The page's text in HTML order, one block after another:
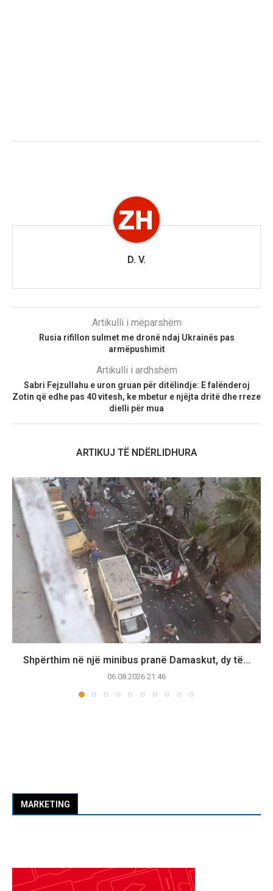
D. V.
Artikulli i mëparshëm
Rusia rifillon sulmet me dronë ndaj Ukrainës pas
armëpushimit
Artikulli i ardhshëm
Sabri Fejzullahu e uron gruan për ditëlindje: E falënderoj
Zotin që edhe pas 40 vitesh, ke mbetur e njëjta dritë dhe rreze
dielli për mua
ARTIKUJ TË NDËRLIDHURA
Shpërthim në një minibus pranë Damaskut, dy të...
06.08.2026 21:46
MARKETING